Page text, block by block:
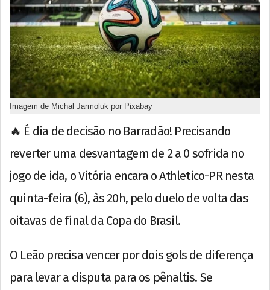
Imagem de Michal Jarmoluk por Pixabay
🔥 É dia de decisão no Barradão! Precisando
reverter uma desvantagem de 2 a 0 sofrida no
jogo de ida, o Vitória encara o Athletico-PR nesta
quinta-feira (6), às 20h, pelo duelo de volta das
oitavas de final da Copa do Brasil.
O Leão precisa vencer por dois gols de diferença
para levar a disputa para os pênaltis. Se